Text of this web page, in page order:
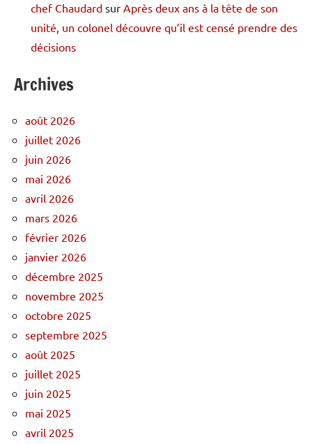
chef Chaudard sur Après deux ans à la tête de son
unité, un colonel découvre qu’il est censé prendre des
décisions
Archives
août 2026
juillet 2026
juin 2026
mai 2026
avril 2026
mars 2026
février 2026
janvier 2026
décembre 2025
novembre 2025
octobre 2025
septembre 2025
août 2025
juillet 2025
juin 2025
mai 2025
avril 2025